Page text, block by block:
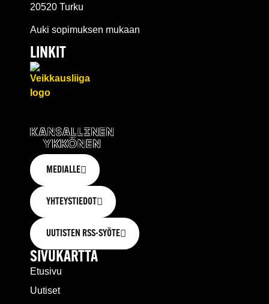
20520 Turku
Auki sopimuksen mukaan
LINKIT
MEDIALLE
YHTEYSTIEDOT
UUTISTEN RSS-SYÖTE
SIVUKARTTA
Etusivu
Uutiset